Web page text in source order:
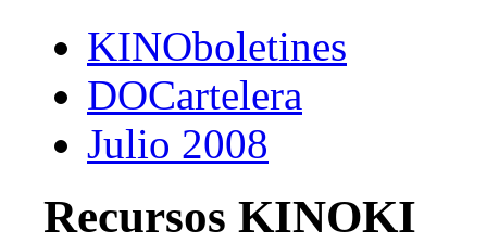
KINOboletines
DOCartelera
Julio 2008
Recursos KINOKI